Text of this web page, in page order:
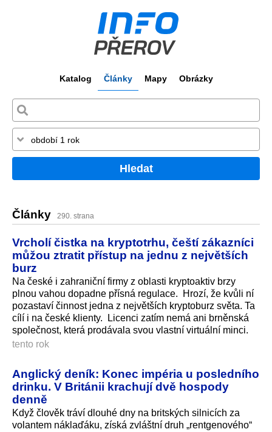
Katalog Články Mapy Obrázky
Hledat
Články 290. strana
Vrcholí čistka na kryptotrhu, čeští zákazníci
můžou ztratit přístup na jednu z největších
burz
Na české i zahraniční firmy z oblasti kryptoaktiv brzy
plnou vahou dopadne přísná regulace. Hrozí, že kvůli ní
pozastaví činnost jedna z největších kryptoburz světa. Ta
cílí i na české klienty. Licenci zatím nemá ani brněnská
společnost, která prodávala svou vlastní virtuální minci.
tento rok
Anglický deník: Konec impéria u posledního
drinku. V Británii krachují dvě hospody
denně
Když člověk tráví dlouhé dny na britských silnicích za
volantem náklaďáku, získá zvláštní druh „rentgenového“